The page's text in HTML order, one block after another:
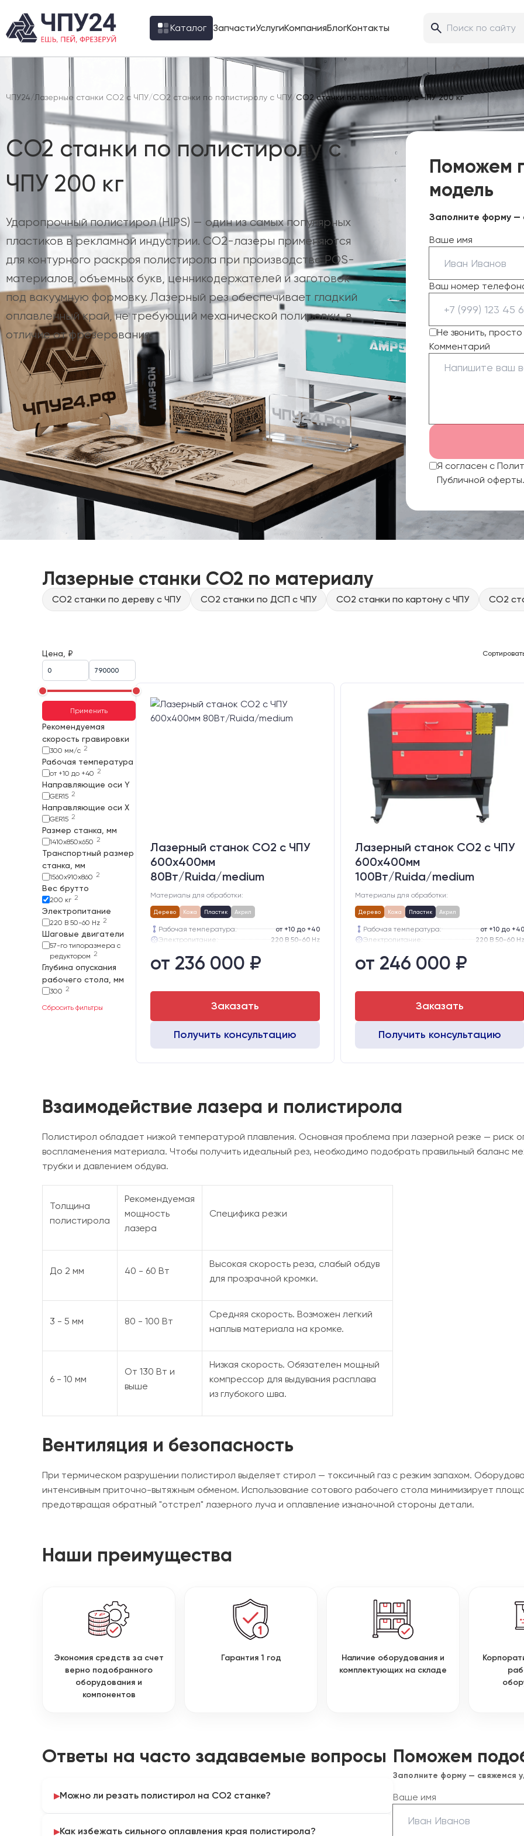
Каталог ЗапчастиУслугиКомпанияБлогКонтакты
ЧПУ24/Лазерные станки CO2 с ЧПУ/CO2 станки по полистиролу с ЧПУ/CO2 станки по полистиролу с ЧПУ 200 кг
CO2 станки по полистиролу с
ЧПУ 200 кг
Ударопрочный полистирол (HIPS) — один из самых популярных
пластиков в рекламной индустрии. CO2-лазеры применяются
для контурного раскроя полистирола при производстве POS-
материалов, объемных букв, ценникодержателей и заготовок
под вакуумную формовку. Лазерный рез обеспечивает гладкий
оплавленный край, не требующий механической полировки, в
отличие от фрезерования.
Поможем
модель
Заполните форму —
Ваше имя
Ваш номер
Не звонить,
Комментарий
Я согласен с
Публичной оферты.
Лазерные станки CO2 по материалу
CO2 станки по дереву с ЧПУ CO2 станки по ДСП с ЧПУ CO2 станки по картону с ЧПУ CO2
Цена, ₽
Применить
Рекомендуемая
скорость гравировки
300 мм/с 2
Рабочая температура
от +10 до +40 2
Направляющие оси Y
GER15 2
Направляющие оси Х
GER15 2
Размер станка, мм
1410х850х650 2
Транспортный размер
станка, мм
1560х910х860 2
Вес брутто
200 кг 2
Электропитание
220 В 50-60 Hz 2
Шаговые двигатели
57-го типоразмера с
редуктором 2
Глубина опускания
рабочего стола, мм
300 2
Сбросить фильтры
Лазерный станок CO2 c ЧПУ
600х400мм
80Вт/Ruida/medium
Материалы для обработки:
Дерево Кожа Пластик Акрил
Рабочая температура:
от +10 до +40
Электропитание:
220 В 50-60 Hz
Глубина опускания рабочего стола, мм:
Направляющие оси Y:
от 236 000 ₽
Заказать
Получить консультацию
Лазерный станок CO2 c ЧПУ
600х400мм
100Вт/Ruida/medium
Материалы для обработки:
Дерево Кожа Пластик Акрил
Рабочая температура:
от +10 до +40
Электропитание:
220 В 50-60 Hz
Глубина опускания рабочего стола, мм:
Направляющие оси Y:
от 246 000 ₽
Заказать
Получить консультацию
Взаимодействие лазера и полистирола
Полистирол обладает низкой температурой плавления. Основная проблема при лазерной резке — риск
воспламенения материала. Чтобы получить идеальный рез, необходимо подобрать правильный баланс
трубки и давлением обдува.
Толщина
полистирола
Рекомендуемая
мощность
лазера
Специфика резки
До 2 мм 40 - 60 Вт
Высокая скорость реза, слабый обдув
для прозрачной кромки.
3 - 5 мм 80 - 100 Вт
Средняя скорость. Возможен легкий
наплыв материала на кромке.
6 - 10 мм
От 130 Вт и
выше
Низкая скорость. Обязателен мощный
компрессор для выдувания расплава
из глубокого шва.
Вентиляция и безопасность
При термическом разрушении полистирол выделяет стирол — токсичный газ с резким запахом.
интенсивным приточно-вытяжным обменом. Использование сотового рабочего стола минимизирует
предотвращая обратный "отстрел" лазерного луча и оплавление изнаночной стороны детали.
Наши преимущества
Экономия средств за счет
верно подобранного
оборудования и
компонентов
Гарантия 1 год
Наличие оборудования и
комплектующих на складе
Ответы на часто задаваемые вопросы
Можно ли резать полистирол на CO2 станке?
прозрачного полистирола. Однако из-за низкой температуры плавления
Как избежать сильного оплавления края полистирола?
Поможем
Заполните форму — свяжемся
Ваше имя